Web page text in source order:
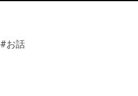
#お話